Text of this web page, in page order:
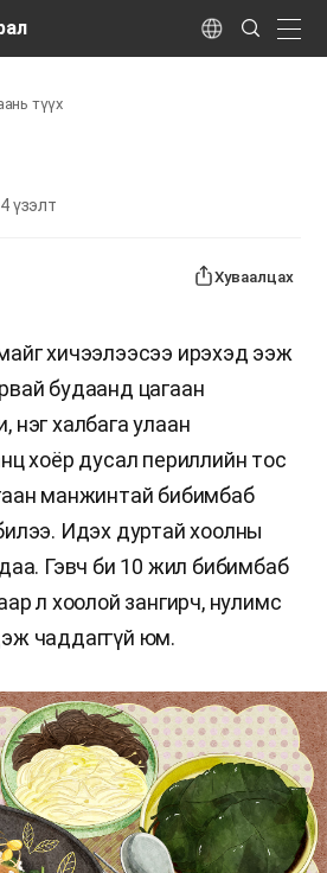
Language
Search
Submit
түүх
үзэлт
Хуваалцах
хичээлээсээ ирэхэд ээж
будаанд цагаан
нэг халбага улаан
хоёр дусал периллийн тос
манжинтай бибимбаб
Идэх дуртай хоолны
Гэвч би 10 жил бибимбаб
л хоолой зангирч, нулимс
чаддаггүй юм.